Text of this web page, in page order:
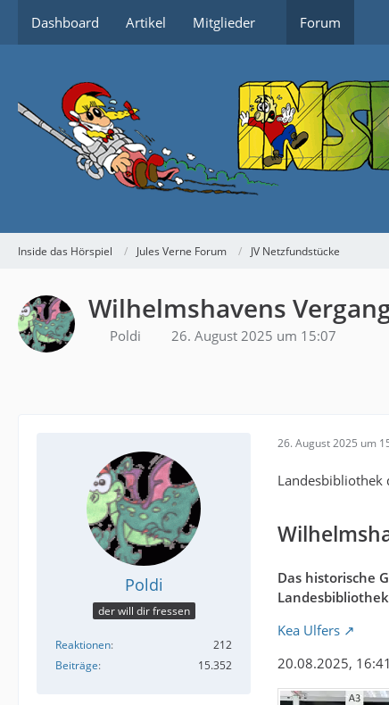
Dashboard Artikel Mitglieder Forum
Inside das Hörspiel Jules Verne Forum JV Netzfundstücke
Wilhelmshavens
Poldi 26. August 2025 um 15:07
Poldi
der will dir fressen
Reaktionen
212
Beiträge
15.352
26. August 2025 um
Landesbibliothek
Das historische
Kea Ulfers
20.08.2025,